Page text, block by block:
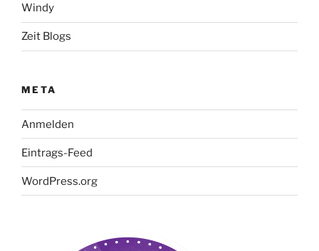
Windy
Zeit Blogs
META
Anmelden
Eintrags-Feed
WordPress.org